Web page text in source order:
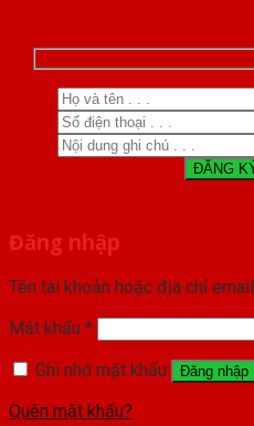
Đăng nhập
Tên tài khoản hoặc địa chỉ email
Mật khẩu *
Ghi nhớ mật khẩu
Đăng nhập
Quên mật khẩu?